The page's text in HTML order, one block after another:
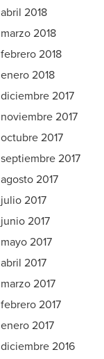
abril 2018
marzo 2018
febrero 2018
enero 2018
diciembre 2017
noviembre 2017
octubre 2017
septiembre 2017
agosto 2017
julio 2017
junio 2017
mayo 2017
abril 2017
marzo 2017
febrero 2017
enero 2017
diciembre 2016